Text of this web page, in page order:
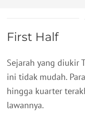
First Half
Sejarah yang diukir
ini tidak mudah.
hingga kuarter
lawannya.